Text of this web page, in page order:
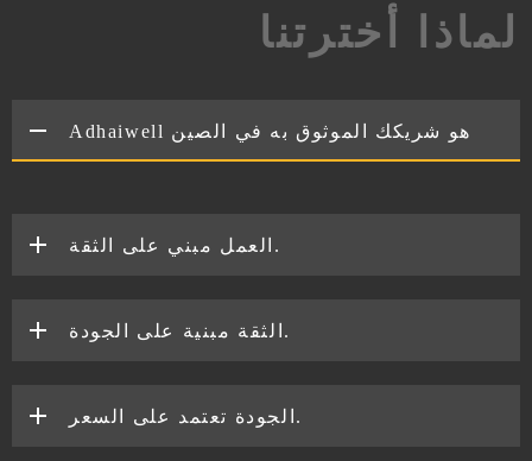
لماذا أخترتنا
Adhaiwell هو شريكك الموثوق به في الصين
العمل مبني على الثقة.
الثقة مبنية على الجودة.
الجودة تعتمد على السعر.